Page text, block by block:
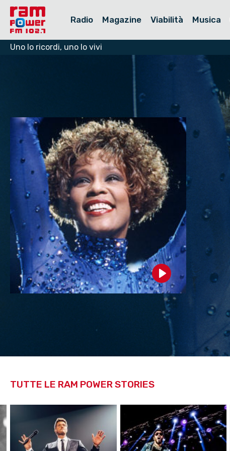
Radio Magazine Viabilità Musica
Uno lo ricordi, uno lo vivi
Play
TUTTE LE RAM POWER STORIES